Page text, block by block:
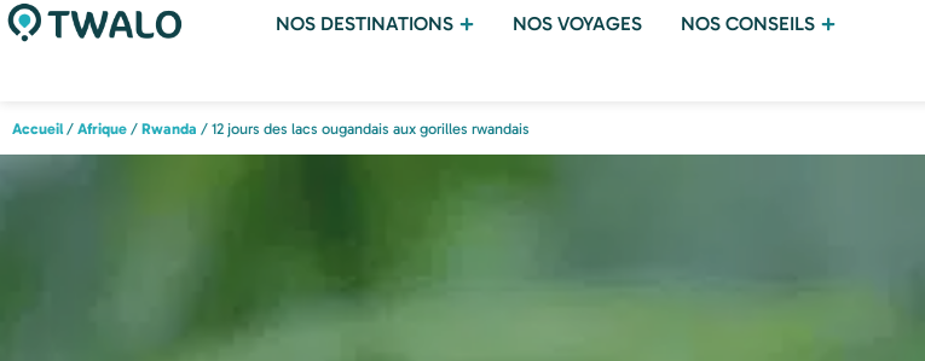
NOS DESTINATIONS NOS VOYAGES NOS CONSEILS
Accueil/ Afrique / Rwanda / 12 jours des lacs ougandais aux gorilles rwandais